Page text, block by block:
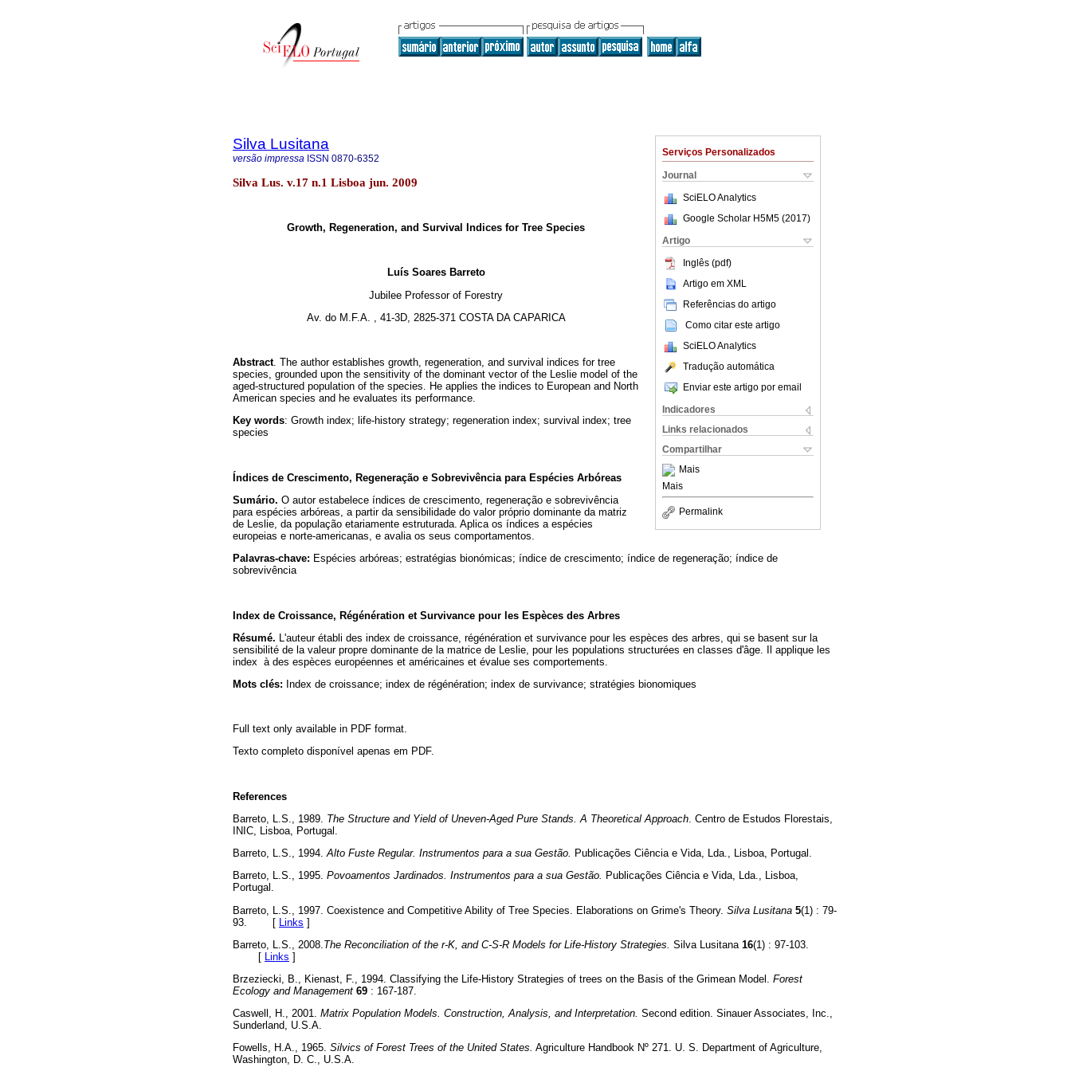
Serviços Personalizados
Journal
SciELO Analytics
Google Scholar H5M5 (2017)
Artigo
Inglês (pdf)
Artigo em XML
Referências do artigo
Como citar este artigo
SciELO Analytics
Tradução automática
Enviar este artigo por email
Indicadores
Links relacionados
Compartilhar
Mais
Mais
Permalink
Silva Lusitana
versão impressa ISSN 0870-6352
Silva Lus. v.17 n.1 Lisboa jun. 2009
Growth, Regeneration, and Survival Indices for Tree Species
Luís Soares Barreto
Jubilee Professor of Forestry
Av. do M.F.A. , 41-3D, 2825-371 COSTA DA CAPARICA
Abstract. The author establishes growth, regeneration, and survival indices for tree
species, grounded upon the sensitivity of the dominant vector of the Leslie model of the
aged-structured population of the species. He applies the indices to European and North
American species and he evaluates its performance.
Key words: Growth index; life-history strategy; regeneration index; survival index; tree
species
Índices de Crescimento, Regeneração e Sobrevivência para Espécies Arbóreas
Sumário. O autor estabelece índices de crescimento, regeneração e sobrevivência
para espécies arbóreas, a partir da sensibilidade do valor próprio dominante da matriz
de Leslie, da população etariamente estruturada. Aplica os índices a espécies
europeias e norte-americanas, e avalia os seus comportamentos.
Palavras-chave: Espécies arbóreas; estratégias bionómicas; índice de crescimento; índice de regeneração; índice de
sobrevivência
Index de Croissance, Régénération et Survivance pour les Espèces des Arbres
Résumé. L'auteur établi des index de croissance, régénération et survivance pour les espèces des arbres, qui se basent sur la
sensibilité de la valeur propre dominante de la matrice de Leslie, pour les populations structurées en classes d'âge. Il applique les
index à des espèces européennes et américaines et évalue ses comportements.
Mots clés: Index de croissance; index de régénération; index de survivance; stratégies bionomiques
Full text only available in PDF format.
Texto completo disponível apenas em PDF.
References
Barreto, L.S., 1989. The Structure and Yield of Uneven-Aged Pure Stands. A Theoretical Approach. Centro de Estudos Florestais,
INIC, Lisboa, Portugal.
Barreto, L.S., 1994.Alto Fuste Regular. Instrumentos para a sua Gestão. Publicações Ciência e Vida, Lda., Lisboa, Portugal.
Barreto, L.S., 1995. Povoamentos Jardinados. Instrumentos para a sua Gestão. Publicações Ciência e Vida, Lda., Lisboa,
Portugal.
Barreto, L.S., 1997. Coexistence and Competitive Ability of Tree Species. Elaborations on Grime's Theory. Silva Lusitana 5(1) : 79-
93. [ Links ]
Barreto, L.S., 2008. The Reconciliation of the r-K, and C-S-R Models for Life-History Strategies. Silva Lusitana 16(1) : 97-103.
[
Links ]
Brzeziecki, B., Kienast, F., 1994. Classifying the Life-History Strategies of trees on the Basis of the Grimean Model. Forest
Ecology and Management 69 : 167-187.
Caswell, H., 2001. Matrix Population Models. Construction, Analysis, and Interpretation. Second edition. Sinauer Associates, Inc.,
Sunderland, U.S.A.
Fowells, H.A., 1965. Silvics of Forest Trees of the United States. Agriculture Handbook Nº 271. U. S. Department of Agriculture,
Washington, D. C., U.S.A.